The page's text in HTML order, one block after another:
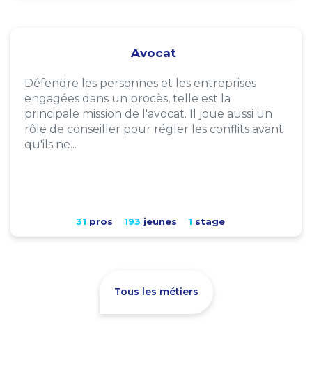
Avocat
Défendre les personnes et les entreprises
engagées dans un procès, telle est la
principale mission de l'avocat. Il joue aussi un
rôle de conseiller pour régler les conflits avant
qu'ils ne...
31 pros 193 jeunes 1 stage
Tous les métiers